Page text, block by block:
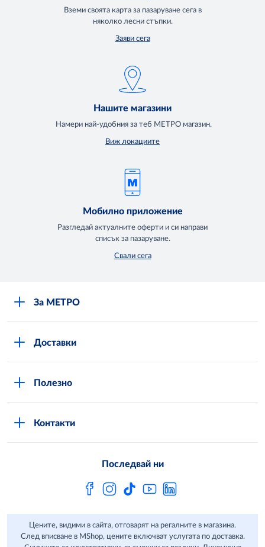
Вземи своята карта за пазаруване сега в
няколко лесни стъпки.
Заяви сега
Нашите магазини
Намери най-удобния за теб МЕТРО магазин.
Виж локациите
Мобилно приложение
Разгледай актуалните оферти и си направи
списък за пазаруване.
Свали сега
За МЕТРО
METRO AG
Доставки
Полезно
Контакти
Последвай ни
Цените, видими в сайта, отговарят на регалните в магазина.
След вписване в MShop, цените включват услугата по доставка.